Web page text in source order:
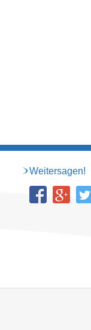
Weitersagen!